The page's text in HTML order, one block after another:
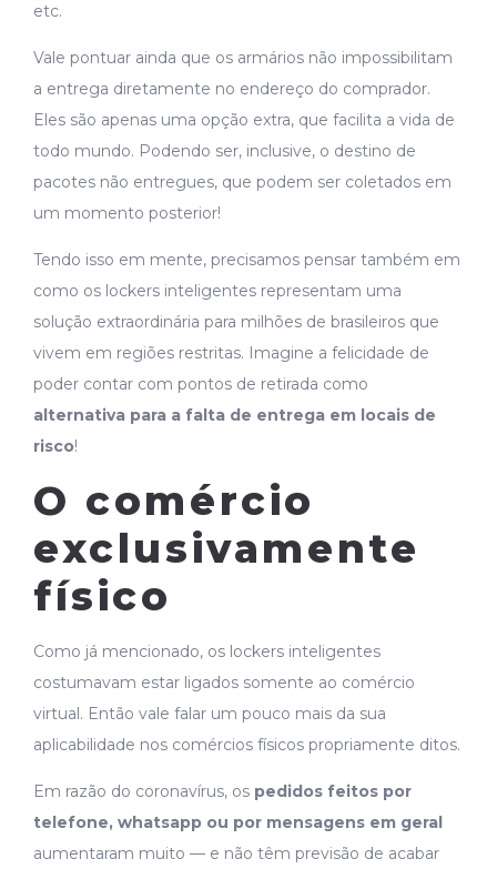
etc.
Vale pontuar ainda que os armários não impossibilitam
a entrega diretamente no endereço do comprador.
Eles são apenas uma opção extra, que facilita a vida de
todo mundo. Podendo ser, inclusive, o destino de
pacotes não entregues, que podem ser coletados em
um momento posterior!
Tendo isso em mente, precisamos pensar também em
como os lockers inteligentes representam uma
solução extraordinária para milhões de brasileiros que
vivem em regiões restritas. Imagine a felicidade de
poder contar com pontos de retirada como
alternativa para a falta de entrega em locais de
risco!
O comércio
exclusivamente
físico
Como já mencionado, os lockers inteligentes
costumavam estar ligados somente ao comércio
virtual. Então vale falar um pouco mais da sua
aplicabilidade nos comércios físicos propriamente ditos.
Em razão do coronavírus, os pedidos feitos por
telefone, whatsapp ou por mensagens em geral
aumentaram muito — e não têm previsão de acabar